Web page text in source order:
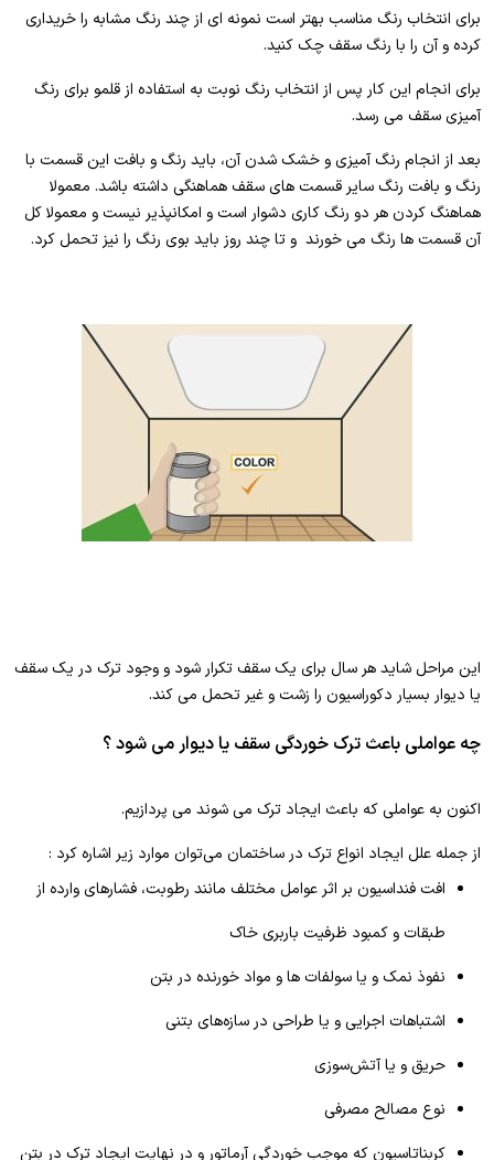
برای انتخاب رنگ مناسب بهتر است نمونه ای از چند رنگ مشابه را خریداری
کرده و آن را با رنگ سقف چک کنید.
برای انجام این کار پس از انتخاب رنگ نوبت به استفاده از قلمو برای رنگ
آمیزی سقف می رسد.
بعد از انجام رنگ آمیزی و خشک شدن آن، باید رنگ و بافت این قسمت با
رنگ و بافت رنگ سایر قسمت های سقف هماهنگی داشته باشد. معمولا
هماهنگ کردن هر دو رنگ کاری دشوار است و امکانپذیر نیست و معمولا کل
آن قسمت ها رنگ می خورند و تا چند روز باید بوی رنگ را نیز تحمل کرد.
این مراحل شاید هر سال برای یک سقف تکرار شود و وجود ترک در یک سقف
یا دیوار بسیار دکوراسیون را زشت و غیر تحمل می کند.
چه عواملی باعث ترک خوردگی سقف یا دیوار می شود ؟
اکنون به عواملی که باعث ایجاد ترک می شوند می پردازیم.
از جمله علل ایجاد انواع ترک در ساختمان می‌توان موارد زیر اشاره کرد :
افت فنداسیون بر اثر عوامل مختلف مانند رطوبت، فشارهای وارده از
طبقات و کمبود ظرفیت باربری خاک
نفوذ نمک و یا سولفات ها و مواد خورنده در بتن
اشتباهات اجرایی و یا طراحی در سازه‌های بتنی
حریق و یا آتش‌سوزی
نوع مصالح مصرفی
کربناتاسیون که موجب خوردگی آرماتور و در نهایت ایجاد ترک در بتن